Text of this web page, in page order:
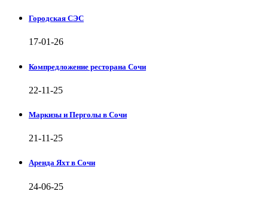
Городская СЭС
17-01-26
Компредложение ресторана Сочи
22-11-25
Маркизы и Перголы в Сочи
21-11-25
Аренда Яхт в Сочи
24-06-25